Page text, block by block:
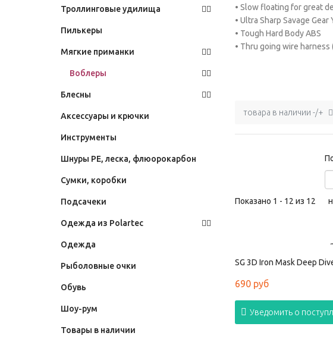
• Slow floating for great
• Ultra Sharp Savage
• Tough Hard Body ABS
• Thru going wire harness
товара в наличии -/+
Показано 1 - 12 из 12
SG 3D Iron Mask Deep
690 руб
Уведомить о
Троллинговые удилища
Пилькеры
Мягкие приманки
Воблеры
Блесны
Аксессуары и крючки
Инструменты
Шнуры PE, леска, флюорокарбон
Сумки, коробки
Подсачеки
Одежда из Polartec
Одежда
Рыболовные очки
Обувь
Шоу-рум
Товары в наличии